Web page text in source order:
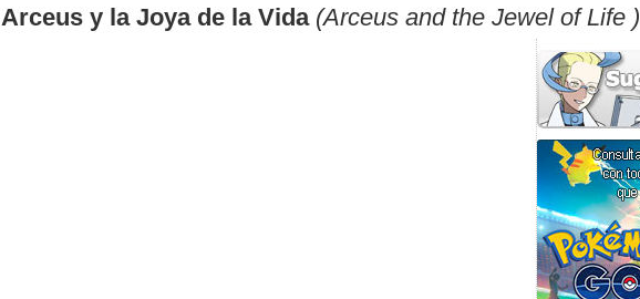
Arceus y la Joya de la Vida (Arceus and the Jewel of Life )